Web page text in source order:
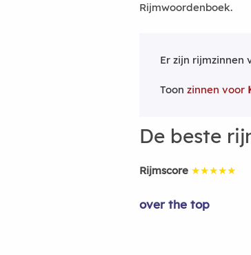
Rijmwoordenboek.
Er zijn rijmzinnen
Toon zinnen voor
De beste
Rijmscore ★★★★★
over the top